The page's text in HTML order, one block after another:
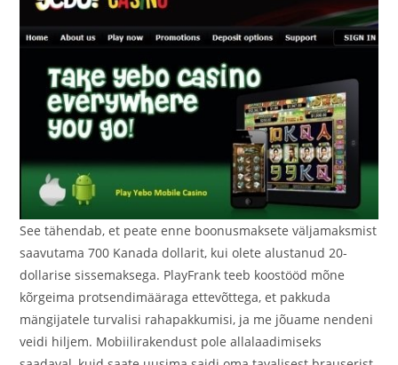
See tähendab, et peate enne boonusmaksete väljamaksmist
saavutama 700 Kanada dollarit, kui olete alustanud 20-
dollarise sissemaksega. PlayFrank teeb koostööd mõne
kõrgeima protsendimääraga ettevõttega, et pakkuda
mängijatele turvalisi rahapakkumisi, ja me jõuame nendeni
veidi hiljem. Mobiilirakendust pole allalaadimiseks